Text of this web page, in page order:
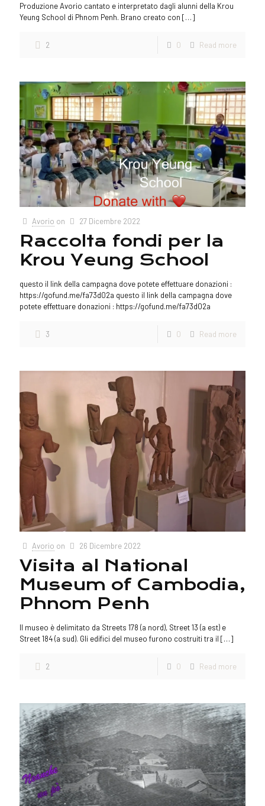
Produzione Avorio cantato e interpretato dagli alunni della Krou
Yeung School di Phnom Penh. Brano creato con […]
2 0 Read more
Avorio on 27 Dicembre 2022
Raccolta fondi per la
Krou Yeung School
questo il link della campagna dove potete effettuare donazioni :
https://gofund.me/fa73d02a questo il link della campagna dove
potete effettuare donazioni : https://gofund.me/fa73d02a
3 0 Read more
Avorio on 26 Dicembre 2022
Visita al National
Museum of Cambodia,
Phnom Penh
Il museo è delimitato da Streets 178 (a nord), Street 13 (a est) e
Street 184 (a sud). Gli edifici del museo furono costruiti tra il […]
2 0 Read more